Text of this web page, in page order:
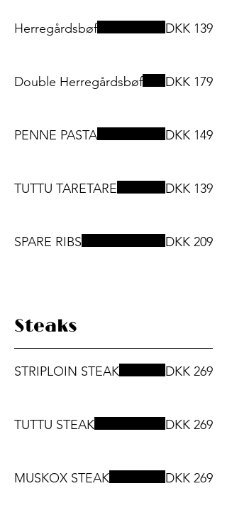
Herregårdsbøf DKK 139
Double Herregårdsbøf DKK 179
PENNE PASTA DKK 149
TUTTU TARETARE DKK 139
SPARE RIBS DKK 209
Steaks
STRIPLOIN STEAK DKK 269
TUTTU STEAK DKK 269
MUSKOX STEAK DKK 269